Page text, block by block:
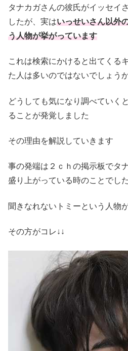
タナカガさんの彼氏がイッセイ
したが、実はいっせいさん以外
う人物が挙がっています
これは検索にかけると出てくる
た人は多いのではないでしょう
どうしても気になり調べていく
ることが発覚しました
その理由を解説していきます
事の発端は２ｃｈの掲示板でタ
盛り上がっている時のことでした
聞きなれないトミーという人物
その方がコレ↓↓